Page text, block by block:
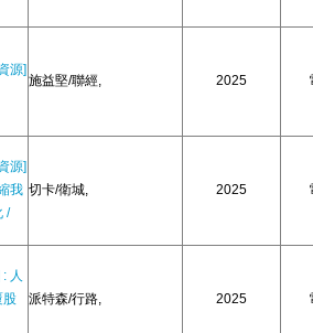
源]
施益堅/聯經, 2025
源]
我
/
切卡/衛城, 2025
人
股
派特森/行路, 2025